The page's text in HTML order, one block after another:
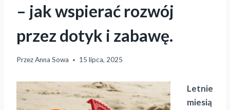
– jak wspierać rozwój
przez dotyk i zabawę.
PrzezAnna Sowa 15 lipca, 2025
Letnie
miesią